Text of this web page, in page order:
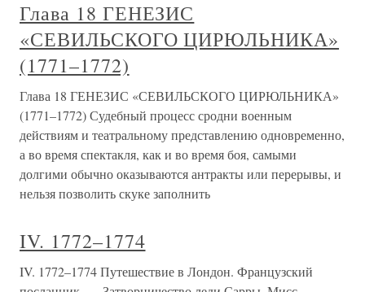
Глава 18 ГЕНЕЗИС
«СЕВИЛЬСКОГО ЦИРЮЛЬНИКА»
(1771–1772)
Глава 18 ГЕНЕЗИС «СЕВИЛЬСКОГО ЦИРЮЛЬНИКА»
(1771–1772) Судебный процесс сродни военным
действиям и театральному представлению одновременно,
а во время спектакля, как и во время боя, самыми
долгими обычно оказываются антракты или перерывы, и
нельзя позволить скуке заполнить
IV. 1772–1774
IV. 1772–1774 Путешествие в Лондон. Французский